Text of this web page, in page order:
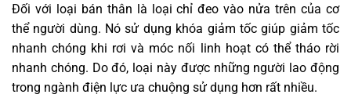
Đối với loại bán thân là loại chỉ đeo vào nửa trên của cơ
thể người dùng. Nó sử dụng khóa giảm tốc giúp giảm tốc
nhanh chóng khi rơi và móc nối linh hoạt có thể tháo rời
nhanh chóng. Do đó, loại này được những người lao động
trong ngành điện lực ưa chuộng sử dụng hơn rất nhiều.